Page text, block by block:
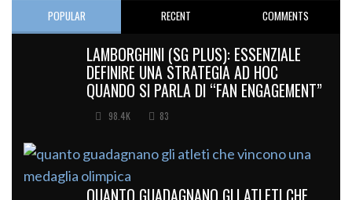
POPULAR RECENT COMMENTS
LAMBORGHINI (SG PLUS): ESSENZIALE
DEFINIRE UNA STRATEGIA AD HOC
QUANDO SI PARLA DI “FAN ENGAGEMENT”
98.4K 83
QUANTO GUADAGNANO GLI ATLETI CHE